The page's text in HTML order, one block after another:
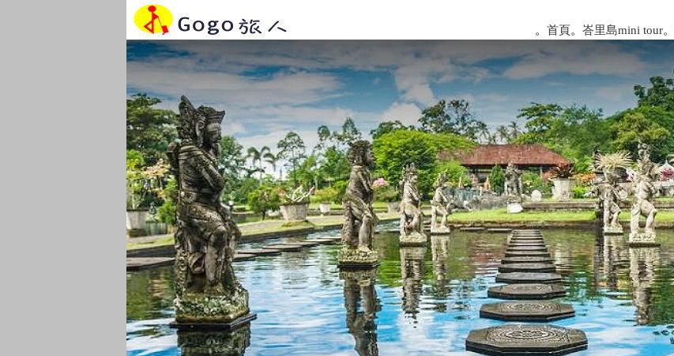
。 首頁。 峇里島mini tour。